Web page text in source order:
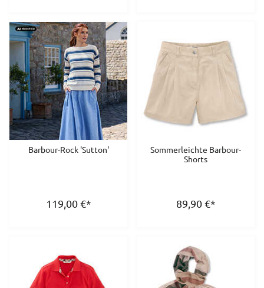
Barbour-Rock 'Sutton'
119,00€*
Sommerleichte Barbour-
Shorts
89,90€*